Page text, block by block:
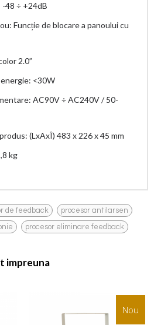
48 ÷ +24dB
Funcție de blocare a panoului cu
2.0”
<30W
AC90V ÷ AC240V / 50-
(LxAxÎ) 483 x 226 x 45 mm
kg
de feedback , procesor antilarsen ,
, procesor eliminare feedback
impreuna
Nou